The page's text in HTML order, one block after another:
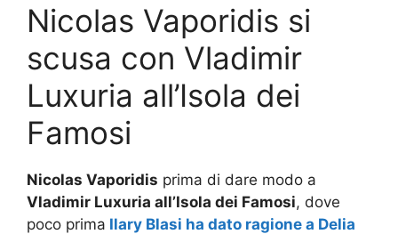
Nicolas Vaporidis si
scusa con Vladimir
Luxuria all’Isola dei
Famosi
Nicolas Vaporidis prima di dare modo a
Vladimir Luxuria all’Isola dei Famosi, dove
poco prima Ilary Blasi ha dato ragione a Delia